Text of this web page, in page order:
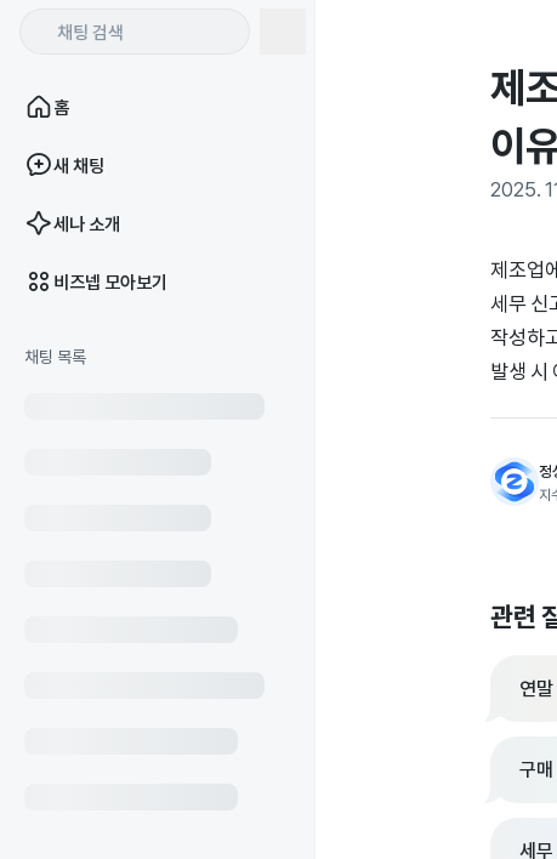
홈
새 채팅
세나 소개
비즈넵 모아보기
채팅 목록
제
이
2025.
제조업
세무 신
작성하
발생 시
정
지
관련
연
구
세